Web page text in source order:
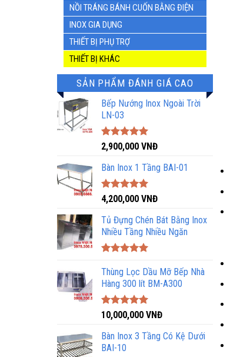
NỒI TRÁNG BÁNH CUỐN BẰNG ĐIỆN
INOX GIA DỤNG
THIẾT BỊ PHỤ TRỢ
THIẾT BỊ KHÁC
SẢN PHẨM ĐÁNH GIÁ CAO
Bếp Nướng Inox Ngoài Trời
LN-03
Được xếp
hạng
5 sao
2,900,000 VNĐ
Bàn Inox 1 Tầng BAI-01
Được xếp
hạng
5 sao
4,200,000 VNĐ
Tủ Đựng Chén Bát Bằng Inox
Nhiều Tầng Nhiều Ngăn
hạng 5.00
5 sao
Thùng Lọc Dầu Mỡ Bếp Nhà
Hàng 300 lít BM-A300
Được xếp
hạng
5.00
5 sao
10,000,000 VNĐ
Bàn Inox 3 Tầng Có Kệ Dưới
BAI-10